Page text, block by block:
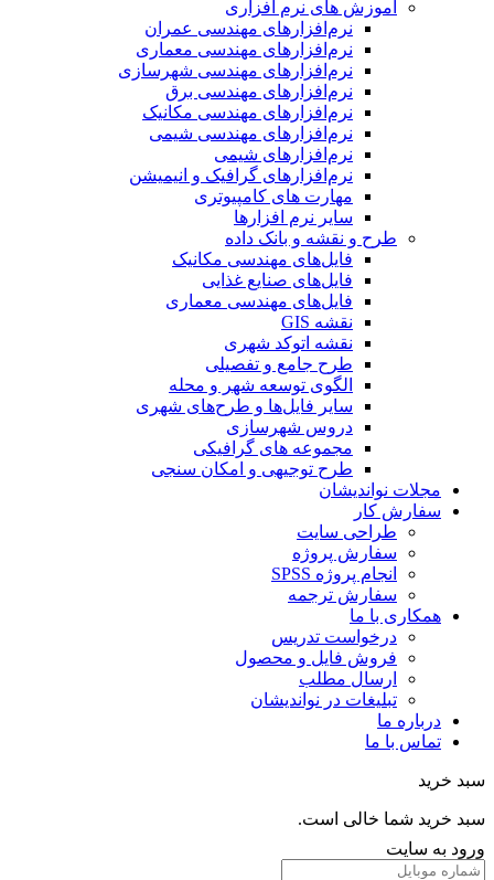
آموزش های نرم افزاری
نرم‌افزارهای مهندسی عمران
نرم‌افزارهای مهندسی معماری
نرم‌افزارهای مهندسی شهرسازی
نرم‌افزارهای مهندسی برق
نرم‌افزارهای مهندسی مکانیک
نرم‌افزارهای مهندسی شیمی
نرم‌افزارهای شیمی
نرم‌افزارهای گرافیک و انیمیشن
مهارت های کامپیوتری
سایر نرم افزارها
طرح و نقشه و بانک داده
فایل‌های مهندسی مکانیک
فایل‌های صنایع غذایی
فایل‌های مهندسی معماری
نقشه GIS
نقشه اتوکد شهری
طرح جامع و تفصیلی
الگوی توسعه شهر و محله
سایر فایل‌ها و طرح‌های شهری
دروس شهرسازی
مجموعه های گرافیکی
طرح توجیهی و امکان سنجی
مجلات نواندیشان
سفارش کار
طراحی سایت
سفارش پروژه
انجام پروژه SPSS
سفارش ترجمه
همکاری با ما
درخواست تدریس
فروش فایل و محصول
ارسال مطلب
تبلیغات در نواندیشان
درباره ما
تماس با ما
خرید شما خالی است.
به سایت